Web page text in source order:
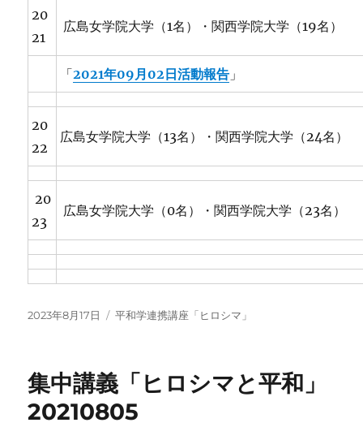
20
21
広島女学院大学（1名）・関西学院大学（19名）
「2021年09月02日活動報告 」
20
22
広島女学院大学（13名）・関西学院大学（24名）
20
23
広島女学院大学（0名）・関西学院大学（23名）
投
2023年8月17日
カ
ー
平和学連携講座「ヒロシマ」
集中講義「ヒロシマと平和」
20210805